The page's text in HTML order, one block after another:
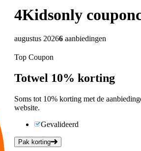
4Kidsonly
augustus 20266 aanbiedingen
Top Coupon
Totwel 10% korting
Soms tot 10% korting met de
website.
Gevalideerd
Pak korting